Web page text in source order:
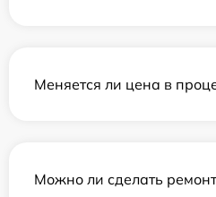
Меняется ли цена в
Можно ли сделать